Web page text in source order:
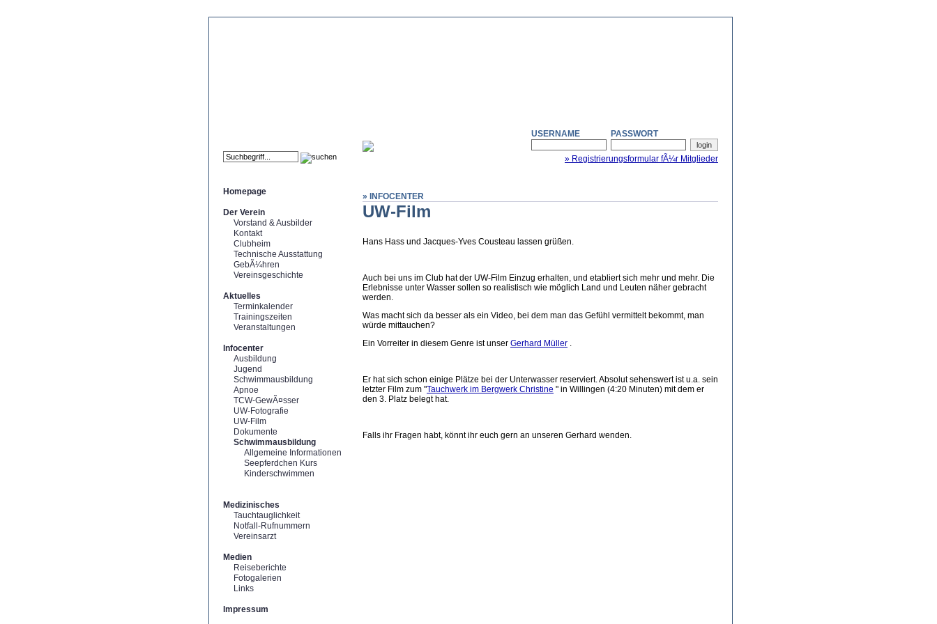
Homepage
Der Verein
Vorstand & Ausbilder
Kontakt
Clubheim
Technische Ausstattung
GebÃ¼hren
Vereinsgeschichte
Aktuelles
Terminkalender
Trainingszeiten
Veranstaltungen
Infocenter
Ausbildung
Jugend
Schwimmausbildung
Apnoe
TCW-GewÃ¤sser
UW-Fotografie
UW-Film
Dokumente
Schwimmausbildung
Allgemeine Informationen
Seepferdchen Kurs
Kinderschwimmen
Medizinisches
Tauchtauglichkeit
Notfall-Rufnummern
Vereinsarzt
Medien
Reiseberichte
Fotogalerien
Links
Impressum
USERNAME PASSWORT
» Registrierungsformular fÃ¼r Mitglieder
» INFOCENTER
UW-Film
Hans Hass und Jacques-Yves Cousteau lassen grüßen.
Auch bei uns im Club hat der UW-Film Einzug erhalten, und etabliert sich mehr und mehr. Die
Erlebnisse unter Wasser sollen so realistisch wie möglich Land und Leuten näher gebracht
werden.
Was macht sich da besser als ein Video, bei dem man das Gefühl vermittelt bekommt, man
würde mittauchen?
Ein Vorreiter in diesem Genre ist unser Gerhard Müller .
Er hat sich schon einige Plätze bei der Unterwasser reserviert. Absolut sehenswert ist u.a. sein
letzter Film zum "Tauchwerk im Bergwerk Christine " in Willingen (4:20 Minuten) mit dem er
den 3. Platz belegt hat.
Falls ihr Fragen habt, könnt ihr euch gern an unseren Gerhard wenden.